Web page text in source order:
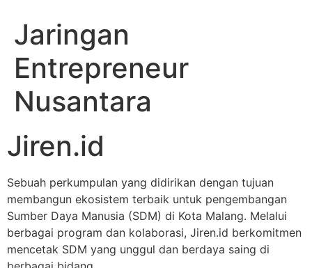
Jaringan
Entrepreneur
Nusantara
Jiren.id
Sebuah perkumpulan yang didirikan dengan tujuan
membangun ekosistem terbaik untuk pengembangan
Sumber Daya Manusia (SDM) di Kota Malang. Melalui
berbagai program dan kolaborasi, Jiren.id berkomitmen
mencetak SDM yang unggul dan berdaya saing di